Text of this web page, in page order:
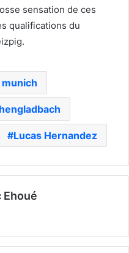
sensation de ces
qualifications du
Lucas Hernandez
Ehoué